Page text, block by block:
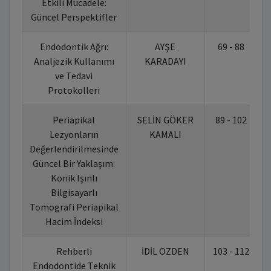
Etkili Mücadele:
Güncel Perspektifler
Endodontik Ağrı:
Analjezik Kullanımı
ve Tedavi
Protokolleri
AYŞE
KARADAYI
69 - 88
Periapikal
Lezyonların
Değerlendirilmesinde
Güncel Bir Yaklaşım:
Konik Işınlı
Bilgisayarlı
Tomografi Periapikal
Hacim İndeksi
SELİN GÖKER
KAMALI
89 - 102
Rehberli
Endodontide Teknik
İDİL ÖZDEN 103 - 112